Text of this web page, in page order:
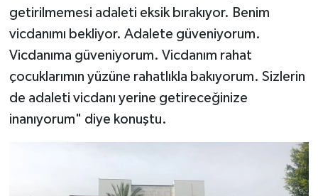
getirilmemesi adaleti eksik bırakıyor. Benim
vicdanımı bekliyor. Adalete güveniyorum.
Vicdanıma güveniyorum. Vicdanım rahat
çocuklarımın yüzüne rahatlıkla bakıyorum. Sizlerin
de adaleti vicdanı yerine getireceğinize
inanıyorum" diye konuştu.